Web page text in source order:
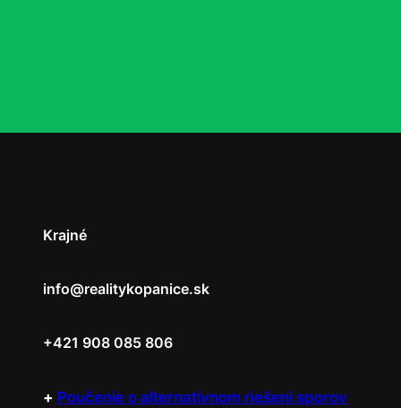
Krajné
info@realitykopanice.sk
+421 908 085 806
+ Poučenie o alternatívnom riešení sporov